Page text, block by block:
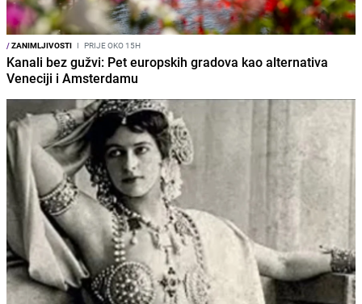
/ZANIMLJIVOSTI I PRIJE OKO 15H
Kanali bez gužvi: Pet europskih gradova kao alternativa
Veneciji i Amsterdamu